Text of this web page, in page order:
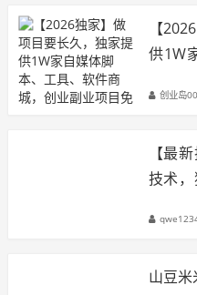
【
供1W
广、站
创业岛
【最
技术
山豆米